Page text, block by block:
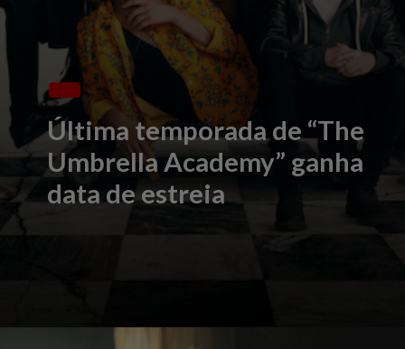
Última temporada de “The
Umbrella Academy” ganha
data de estreia